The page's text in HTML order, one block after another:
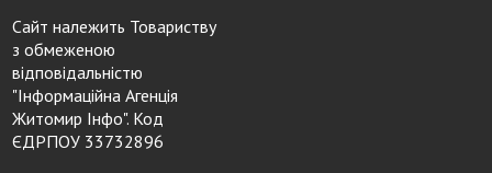
Сайт належить Товариству
з обмеженою
відповідальністю
"Інформаційна Агенція
Житомир Інфо". Код
ЄДРПОУ 33732896